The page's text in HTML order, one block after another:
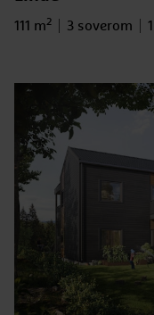
Bruksareal
111 m2 Antall
3 soverom